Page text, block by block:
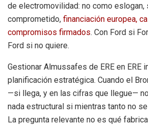
de electromovilidad: no como eslogan,
comprometido, financiación europea,
compromisos firmados. Con Ford si
Ford si no quiere.
Gestionar Almussafes de ERE en ERE
planificación estratégica. Cuando el
—si llega, y en las cifras que llegue—
nada estructural si mientras tanto no
La pregunta relevante no es qué